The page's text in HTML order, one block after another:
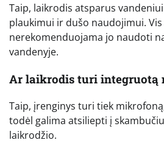
Taip, laikrodis atsparus
plaukimui ir dušo naudojimui.
nerekomenduojama jo naudoti
vandenyje.
Ar laikrodis turi integruotą
Taip, įrenginys turi tiek
todėl galima atsiliepti į
laikrodžio.